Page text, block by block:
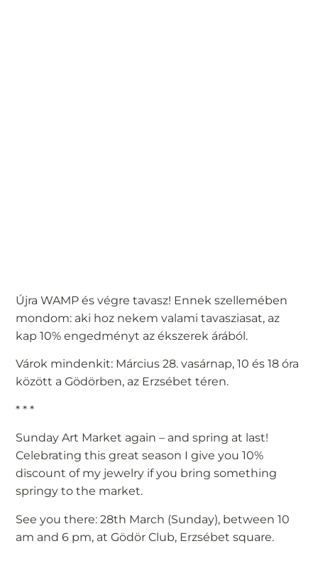
Újra WAMP és végre tavasz! Ennek szellemében
mondom: aki hoz nekem valami tavasziasat, az
kap 10% engedményt az ékszerek árából.
Várok mindenkit: Március 28. vasárnap, 10 és 18 óra
között a Gödörben, az Erzsébet téren.
* * *
Sunday Art Market again – and spring at last!
Celebrating this great season I give you 10%
discount of my jewelry if you bring something
springy to the market.
See you there: 28th March (Sunday), between 10
am and 6 pm, at Gödör Club, Erzsébet square.